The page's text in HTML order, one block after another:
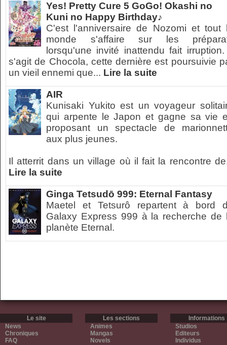
Yes! Pretty Cure 5 GoGo! Okashi no
Kuni no Happy Birthday♪
C'est l'anniversaire de Nozomi et tout
monde s'affaire sur les
lorsqu'une invité inattendu fait
s'agit de Chocola, cette dernière est poursuivie
un vieil ennemi que... Lire la suite
AIR
Kunisaki Yukito est un voyageur
qui arpente le Japon et gagne sa vie
proposant un spectacle de
aux plus jeunes.
Il atterrit dans un village où il fait la rencontre
Lire la suite
Ginga Tetsudō 999: Eternal Fantasy
Maetel et Tetsurô repartent à bord
Galaxy Express 999 à la recherche de
planète Eternal.
Le site
News
Chroniques
FAQ
Les sections
Animes
Mangas
Novels
Informations
Studios
Editeurs
Individus